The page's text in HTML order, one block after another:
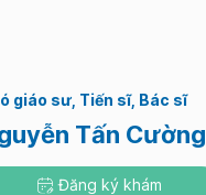
giáo sư Tiến sĩ Bác sĩ
Tấn Cường
Đăng ký khám